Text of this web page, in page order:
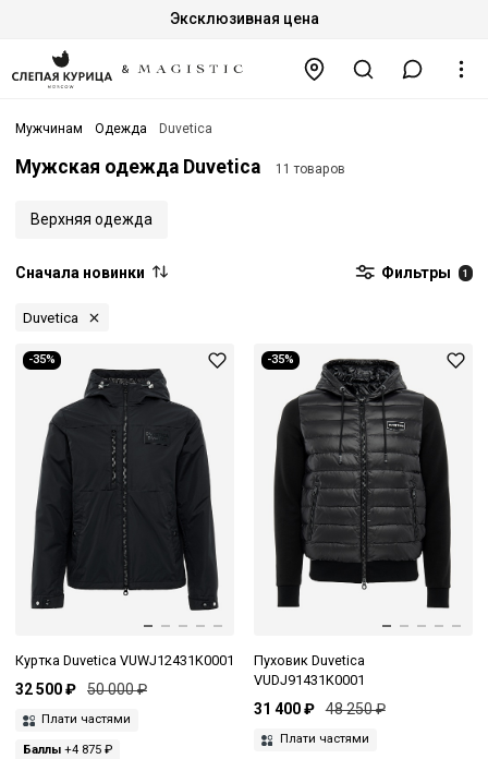
Эксклюзивная цена
Мужчинам Одежда Duvetica
Мужская одежда Duvetica 11 товаров
Верхняя одежда
Сначала новинки Фильтры 1
Duvetica
-35%
Куртка Duvetica VUWJ12431K0001
32 500 ₽ 50 000 ₽
Плати частями
Баллы +4 875 ₽
-35%
Пуховик Duvetica
VUDJ91431K0001
31 400 ₽ 48 250 ₽
Плати частями